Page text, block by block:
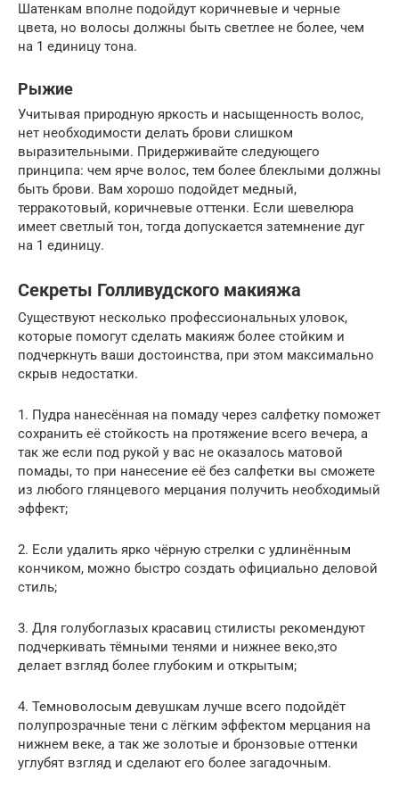
Шатенкам вполне подойдут коричневые и черные
цвета, но волосы должны быть светлее не более, чем
на 1 единицу тона.
Рыжие
Учитывая природную яркость и насыщенность волос,
нет необходимости делать брови слишком
выразительными. Придерживайте следующего
принципа: чем ярче волос, тем более блеклыми должны
быть брови. Вам хорошо подойдет медный,
терракотовый, коричневые оттенки. Если шевелюра
имеет светлый тон, тогда допускается затемнение дуг
на 1 единицу.
Секреты Голливудского макияжа
Существуют несколько профессиональных уловок,
которые помогут сделать макияж более стойким и
подчеркнуть ваши достоинства, при этом максимально
скрыв недостатки.
1. Пудра нанесённая на помаду через салфетку поможет
сохранить её стойкость на протяжение всего вечера, а
так же если под рукой у вас не оказалось матовой
помады, то при нанесение её без салфетки вы сможете
из любого глянцевого мерцания получить необходимый
эффект;
2. Если удалить ярко чёрную стрелки с удлинённым
кончиком, можно быстро создать официально деловой
стиль;
3. Для голубоглазых красавиц стилисты рекомендуют
подчеркивать тёмными тенями и нижнее веко,это
делает взгляд более глубоким и открытым;
4. Темноволосым девушкам лучше всего подойдёт
полупрозрачные тени с лёгким эффектом мерцания на
нижнем веке, а так же золотые и бронзовые оттенки
углубят взгляд и сделают его более загадочным.